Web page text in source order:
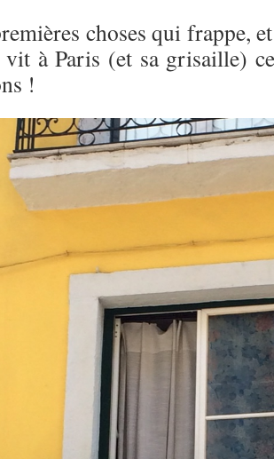
choses qui frappe,
à Paris (et sa grisaille)
!